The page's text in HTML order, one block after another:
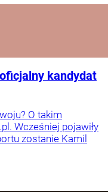
kandydat
O takim
Wcześniej pojawiły
zostanie Kamil